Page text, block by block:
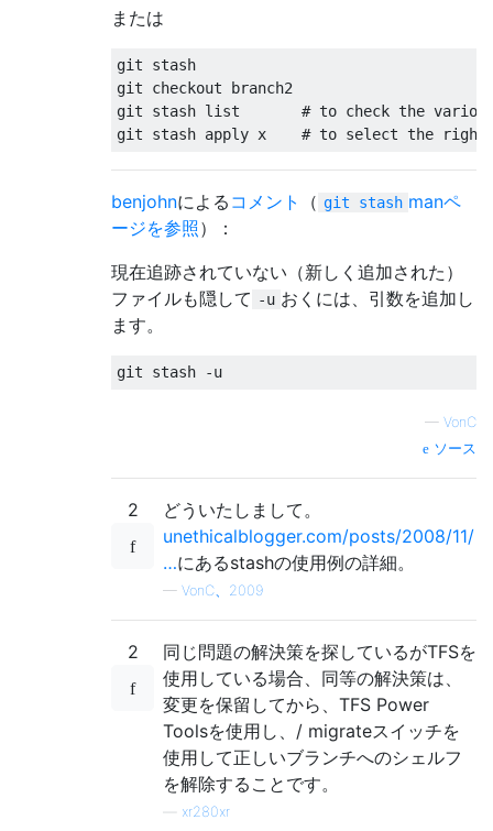
または
git stash
git checkout branch2
git stash list       # to check the various
benjohnによる コメント （ git stash manペ
ージを参照）：
現在追跡されていない（新しく追加された）
ファイルも隠して -u おくには、引数を追加し
ます。
— VonC
ソース
2
どういたしまして。
unethicalblogger.com/posts/2008/11/
…にあるstashの使用例の詳細。
— VonC、2009
2
同じ問題の解決策を探しているがTFSを
使用している場合、同等の解決策は、
変更を保留してから、TFS Power
Toolsを使用し、/ migrateスイッチを
使用して正しいブランチへのシェルフ
を解除することです。
xr280xr